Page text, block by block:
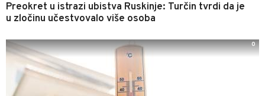
Preokret u istrazi ubistva Ruskinje: Turčin tvrdi da je
u zločinu učestvovalo više osoba
0